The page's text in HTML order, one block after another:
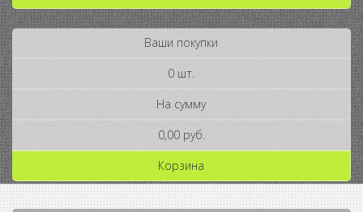
Ваши покупки
0 шт.
На сумму
0,00 руб.
Корзина